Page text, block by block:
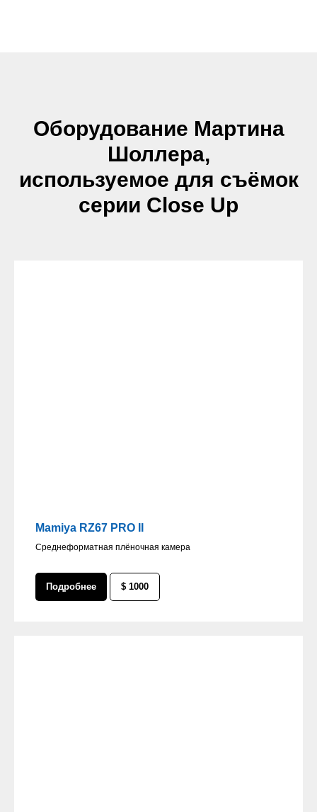
Оборудование Мартина
Шоллера,
используемое для съёмок
серии Close Up
Mamiya RZ67 PRO II
Среднеформатная плёночная камера
Подробнее $ 1000